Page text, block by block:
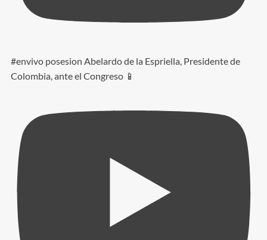
#envivo posesion Abelardo de la Espriella, Presidente de
Colombia, ante el Congreso 📱